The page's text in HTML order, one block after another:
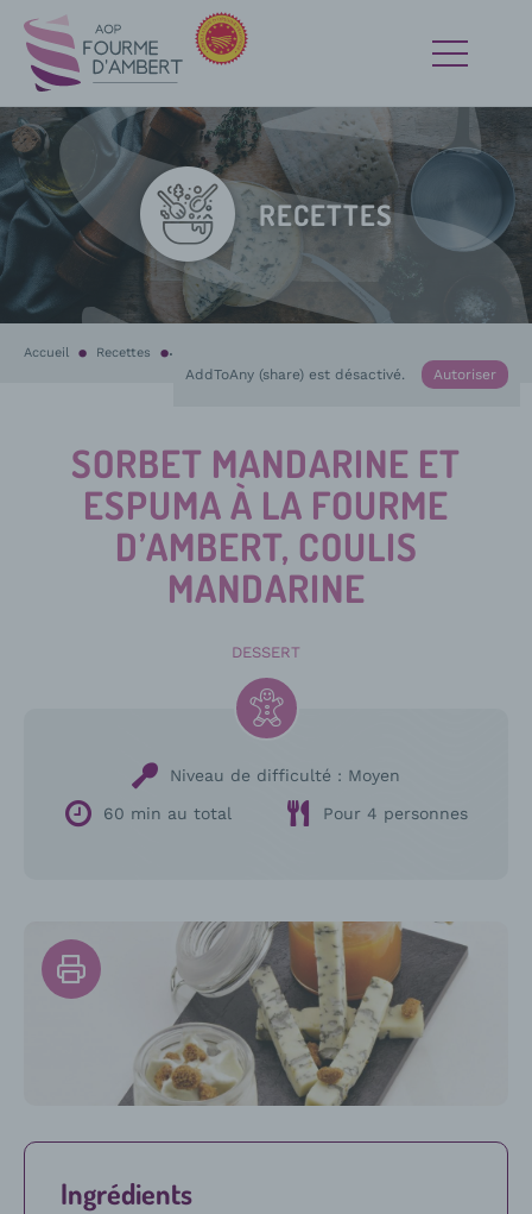
RECETTES
Accueil Recettes
AddToAny (share) est désactivé. Autoriser
SORBET MANDARINE ET
ESPUMA À LA FOURME
D’AMBERT, COULIS
MANDARINE
DESSERT
Niveau de difficulté : Moyen
60 min au total
Pour 4 personnes
Imprimer
recette
Ingrédients